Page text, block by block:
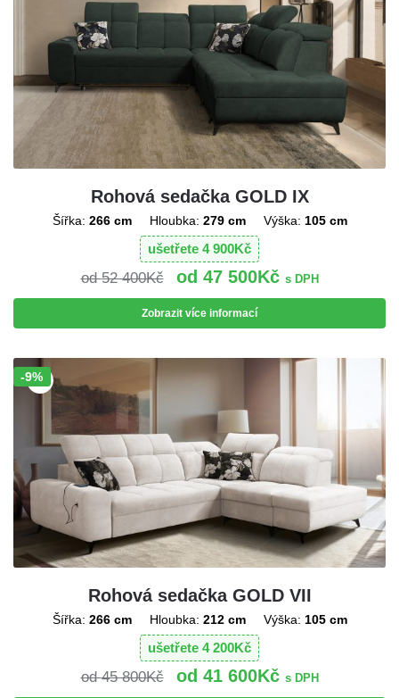
Rohová sedačka GOLD IX
Šířka: 266 cm Hloubka: 279 cm Výška: 105 cm
ušetřete 4 900Kč
52 400Kč 47 500Kč s DPH
Zobrazit více informací
Sleva!
-9%
Rohová sedačka GOLD VII
Šířka: 266 cm Hloubka: 212 cm Výška: 105 cm
ušetřete 4 200Kč
45 800Kč 41 600Kč s DPH